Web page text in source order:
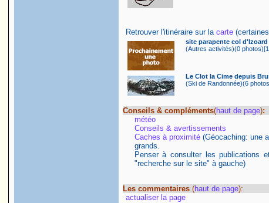
Retrouver l'itinéraire sur la carte
site parapente col d'Izoard
(Autres activités)(0
Le Clot la Cime depuis
(Ski de Randonnée)(6
Conseils & compléments(haut de page):
météo
Conseils & avertissements
Caches à proximité(Géocaching: une
grands.
Penser à consulter les publications
"recherche sur le site" à gauche)
Les commentaires(haut de page):
actualiser la page